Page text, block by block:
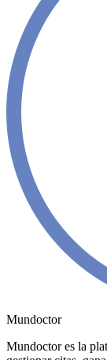
Mundoctor
Mundoctor es la